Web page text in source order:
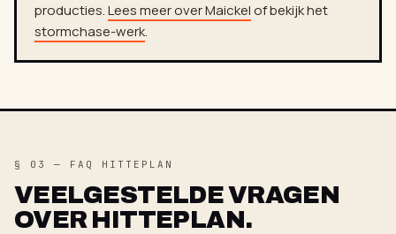
producties.Lees meer over Maickelof bekijk het
stormchase-werk.
§ 03 — FAQ HITTEPLAN
VEELGESTELDE VRAGEN
OVER HITTEPLAN.